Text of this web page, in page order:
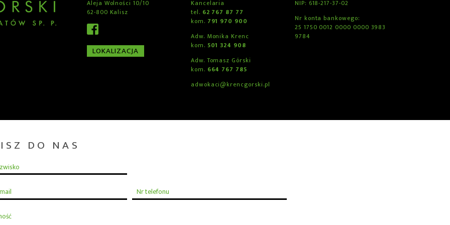
Aleja Wolności 10/10
62-800 Kalisz
LOKALIZACJA
Kancelaria
tel. 62 767 87 77
kom. 791 970 900
Adw. Monika Krenc
kom. 501 324 908
Adw. Tomasz Górski
kom. 664 767 785
adwokaci@krencgorski.pl
NIP: 618-217-37-02
Nr konta bankowego:
25 1750 0012 0000 0000 3983
9784
DO NAS